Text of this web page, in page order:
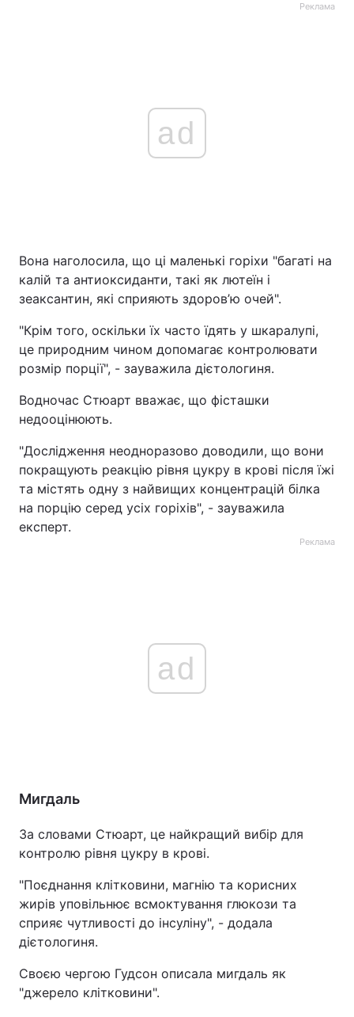
Реклама
ad
Вона наголосила, що ці маленькі горіхи "багаті на
калій та антиоксиданти, такі як лютеїн і
зеаксантин, які сприяють здоров’ю очей".
"Крім того, оскільки їх часто їдять у шкаралупі,
це природним чином допомагає контролювати
розмір порції", - зауважила дієтологиня.
Водночас Стюарт вважає, що фісташки
недооцінюють.
"Дослідження неодноразово доводили, що вони
покращують реакцію рівня цукру в крові після їжі
та містять одну з найвищих концентрацій білка
на порцію серед усіх горіхів", - зауважила
експерт.
Реклама
ad
Мигдаль
За словами Стюарт, це найкращий вибір для
контролю рівня цукру в крові.
"Поєднання клітковини, магнію та корисних
жирів уповільнює всмоктування глюкози та
сприяє чутливості до інсуліну", - додала
дієтологиня.
Своєю чергою Гудсон описала мигдаль як
"джерело клітковини".